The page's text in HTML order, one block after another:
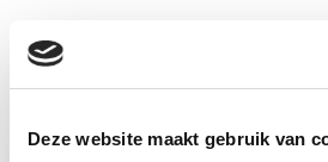
Deze website maakt gebruik van
Kies voor kwaliteit